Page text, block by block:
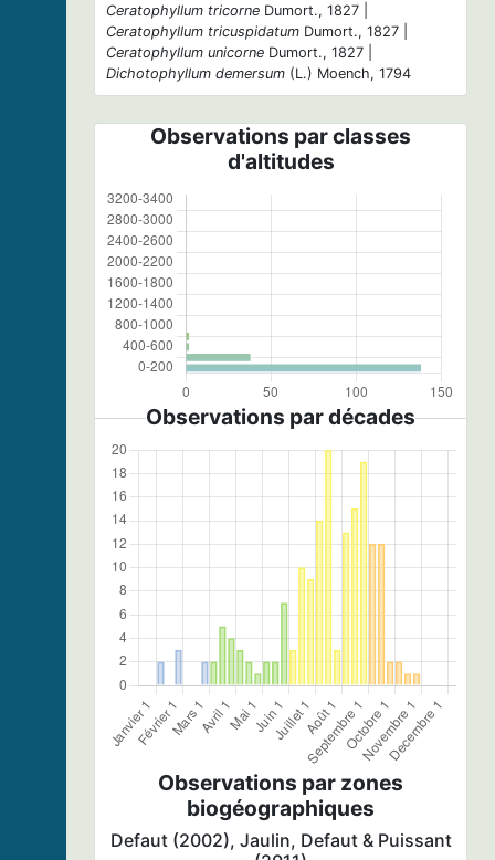
Ceratophyllum tricorne Dumort., 1827 |
Ceratophyllum tricuspidatum Dumort., 1827 |
Ceratophyllum unicorne Dumort., 1827 |
Dichotophyllum demersum (L.) Moench, 1794
Observations par classes
d'altitudes
Observations par décades
Observations par zones
biogéographiques
Defaut (2002), Jaulin, Defaut & Puissant